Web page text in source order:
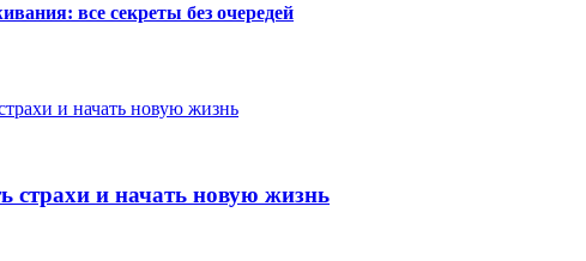
все секреты без очередей
и начать новую жизнь